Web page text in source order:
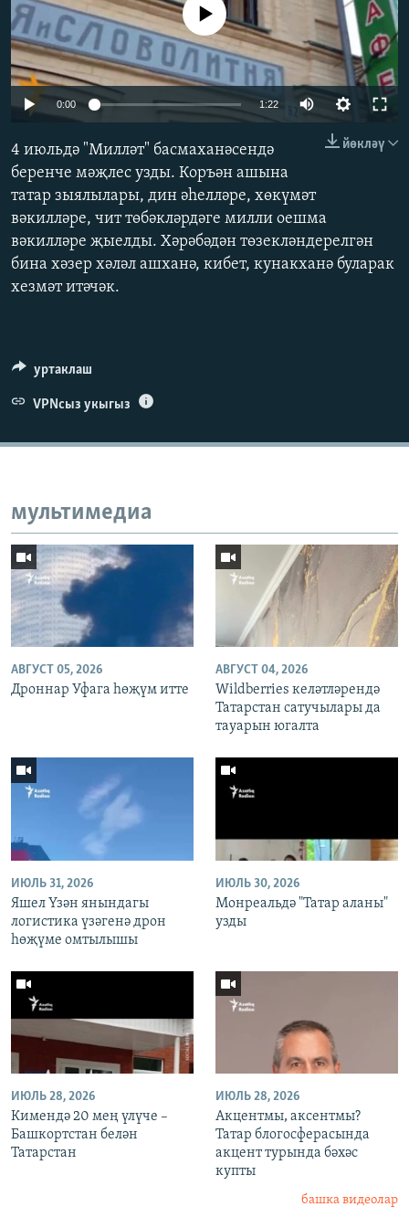
ДИНИ ТОРМЫШ
ПӘРӘВЕЗ
ФӘН-ФӘСМӘТӘН
КИНОХАНӘ
ӘЙДӘ ONLINE
IDEL.РЕАЛИИ
БЕЗГӘ КУШЫЛЫГЫЗ!
БАШКА ТЕЛЛӘРДӘ
No media source currently available
0:00 1:22
йөкләү
4 июльдә "Милләт" басмаханәсендә
беренче мәҗлес узды. Коръән ашына
татар зыялылары, дин әһелләре, хөкүмәт
вәкилләре, чит төбәкләрдәге милли оешма
вәкилләре җыелды. Хәрәбәдән төзекләндерелгән
бина хәзер хәләл ашханә, кибет, кунакханә буларак
хезмәт итәчәк.
уртаклаш
VPNсыз укыгыз
мультимедиа
АВГУСТ 05, 2026
Дроннар Уфага һөҗүм итте
АВГУСТ 04, 2026
Wildberries келәтләрендә
Татарстан сатучылары да
тауарын югалта
ИЮЛЬ 31, 2026
Яшел Үзән янындагы
логистика үзәгенә дрон
һөҗүме омтылышы
ИЮЛЬ 30, 2026
Монреальдә "Татар аланы"
узды
ИЮЛЬ 28, 2026
Кимендә 20 мең үлүче –
Башкортстан белән
Татарстан
ИЮЛЬ 28, 2026
Акцентмы, аксентмы?
Татар блогосферасында
акцент турында бәхәс
купты
башка видеолар